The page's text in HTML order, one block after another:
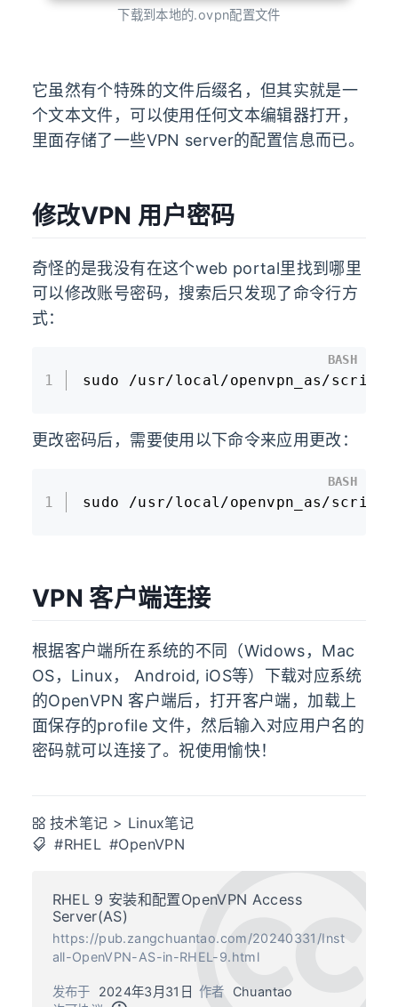
下载到本地的.ovpn配置文件
它虽然有个特殊的文件后缀名，但其实就是一
个文本文件，可以使用任何文本编辑器打开，
里面存储了一些VPN server的配置信息而已。
修改VPN 用户密码
奇怪的是我没有在这个web portal里找到哪里
可以修改账号密码，搜索后只发现了命令行方
式：
1 sudo /usr/local/openvpn_as/
BASH
更改密码后，需要使用以下命令来应用更改：
1 sudo /usr/local/openvpn_as/
BASH
VPN 客户端连接
根据客户端所在系统的不同（Widows，Mac
OS，Linux， Android, iOS等）下载对应系统
的OpenVPN 客户端后，打开客户端，加载上
面保存的profile 文件，然后输入对应用户名的
密码就可以连接了。祝使用愉快！
技术笔记 > Linux笔记
#RHEL #OpenVPN
RHEL 9 安装和配置OpenVPN Access
Server(AS)
https://pub.zangchuantao.com/20240331/Inst
all-OpenVPN-AS-in-RHEL-9.html
作者 Chuantao
发布于
2024年3月31日